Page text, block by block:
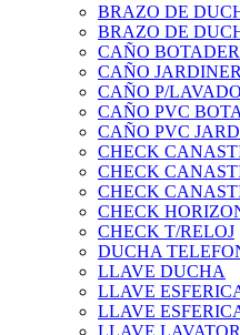
BRAZO DE
BRAZO DE
CAÑO
CAÑO
CAÑO P/
CAÑO PVC
CAÑO PVC
CHECK
CHECK
CHECK
CHECK
CHECK T/RELOJ
DUCHA
LLAVE DUCHA
LLAVE
LLAVE